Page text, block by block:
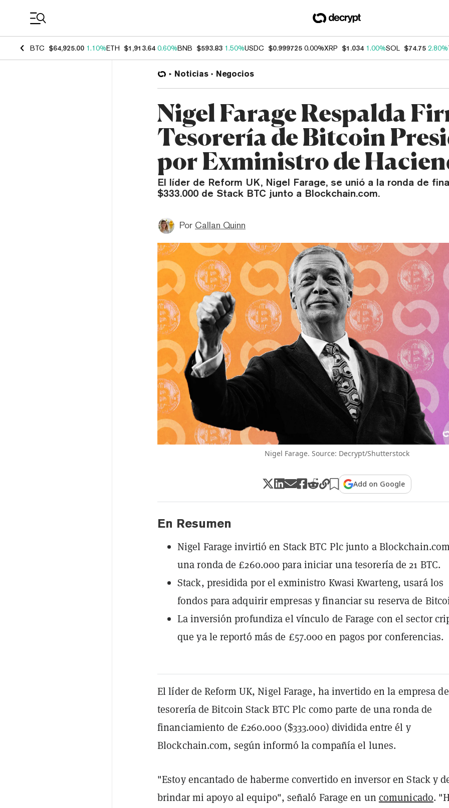
BTC $64,925.00 1.10%ETH $1,913.64 0.60%BNB $593.83 1.50%USDC $0.999725 0.00%XRP $1.034 1.00%SOL $74.75 2.80%
Noticias Negocios
Nigel Farage Respalda
Tesorería de Bitcoin
por Exministro de
El líder de Reform UK, Nigel Farage, se unió a la ronda de
$333.000 de Stack BTC junto a Blockchain.com.
Por Callan Quinn
Nigel Farage. Source: Decrypt/Shutterstock
Add on Google
En Resumen
Nigel Farage invirtió en Stack BTC Plc junto a
una ronda de £260.000 para iniciar una tesorería de 21 BTC.
Stack, presidida por el exministro Kwasi Kwarteng, usará los
fondos para adquirir empresas y financiar su reserva de
La inversión profundiza el vínculo de Farage con el sector
que ya le reportó más de £57.000 en pagos por conferencias.
El líder de Reform UK, Nigel Farage, ha invertido en la empresa de
tesorería de Bitcoin Stack BTC Plc como parte de una ronda de
financiamiento de £260.000 ($333.000) dividida entre él y
Blockchain.com, según informó la compañía el lunes.
"Estoy encantado de haberme convertido en inversor en Stack y
brindar mi apoyo al equipo", señaló Farage en un comunicado.